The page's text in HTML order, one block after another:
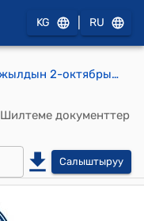
KG RU
КР Өкмөтүнүн 2013-жылдын 2-октябрындагы № 548 "Суу пайдалануучулар ассоциациялары жана ичүүчү сууну керектөөчүлөрдүн айылдык коомдук бирикмелери алган мамлекеттик заёмдук каражаттарды кайтаруу менен байланышкан көйгөйлөрдү чечүү боюнча чаралар жөнүндө" токтому
Шилтеме документтер
Салыштыруу